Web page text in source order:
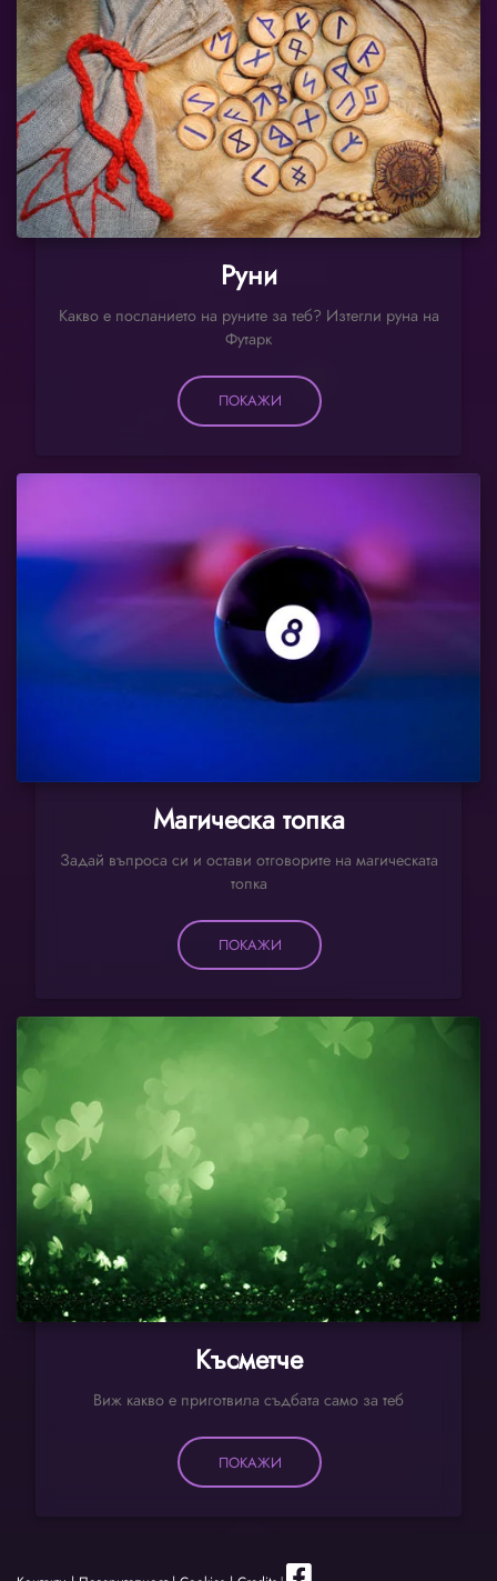
Руни
Какво е посланието на руните за теб? Изтегли руна на
Футарк
ПОКАЖИ
Магическа топка
Задай въпроса си и остави отговорите на магическата
топка
ПОКАЖИ
Късметче
Виж какво е приготвила съдбата само за теб
ПОКАЖИ